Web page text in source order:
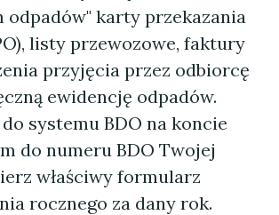
odpadów" karty przekazania
listy przewozowe, faktury
przyjęcia przez odbiorcę
ewidencję odpadów.
systemu BDO na koncie
do numeru BDO Twojej
właściwy formularz
rocznego za dany rok.